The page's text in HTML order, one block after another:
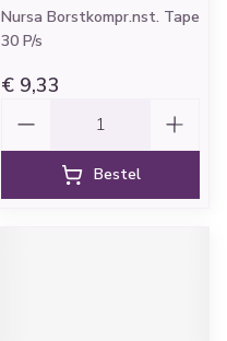
Nursa Borstkompr.nst. Tape
30 P/s
€ 9,33
Bestel